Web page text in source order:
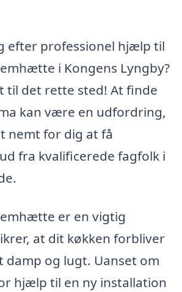
efter professionel hjælp til
i Kongens Lyngby?
til det rette sted! At finde
kan være en udfordring,
nemt for dig at få
fra kvalificerede fagfolk i
er en vigtig
at dit køkken forbliver
damp og lugt. Uanset om
hjælp til en ny installation